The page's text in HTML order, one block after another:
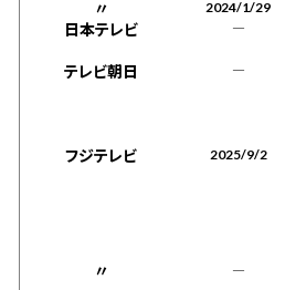
〃
2024/1/29
日本テレビ
―
テレビ朝日 ―
フジテレビ 2025/9/2
〃 ―